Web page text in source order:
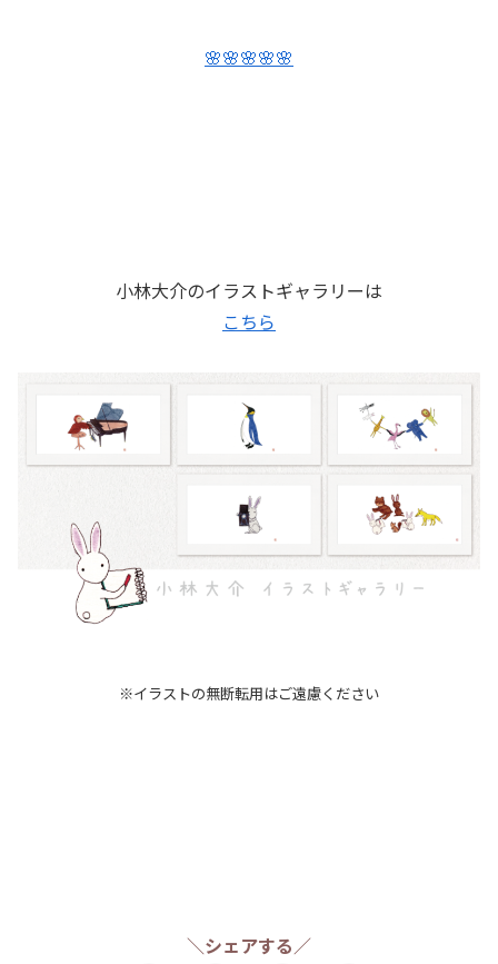
🌸🌸🌸🌸🌸
小林大介のイラストギャラリーは
こちら
※イラストの無断転用はご遠慮ください
＼シェアする／